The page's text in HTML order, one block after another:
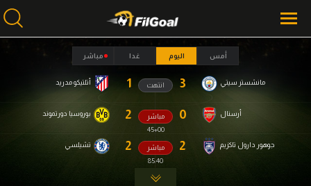
محتوى إخباري
أمس اليوم غدا مباشر
3 مانشستر سيتي 1 أتلتيكو مدريد انتهت
0 أرسنال 2 بوروسيا دورتموند
مباشر
45+00
2 جوهور دارول تاكزيم 2 تشيلسي
مباشر
85:41
محتوى إخباري
الرئيسية